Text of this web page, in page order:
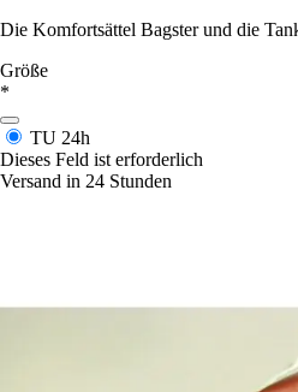
Die Komfortsättel Bagster und die
Größe
*
TU 24h
Dieses Feld ist erforderlich
Versand in 24 Stunden